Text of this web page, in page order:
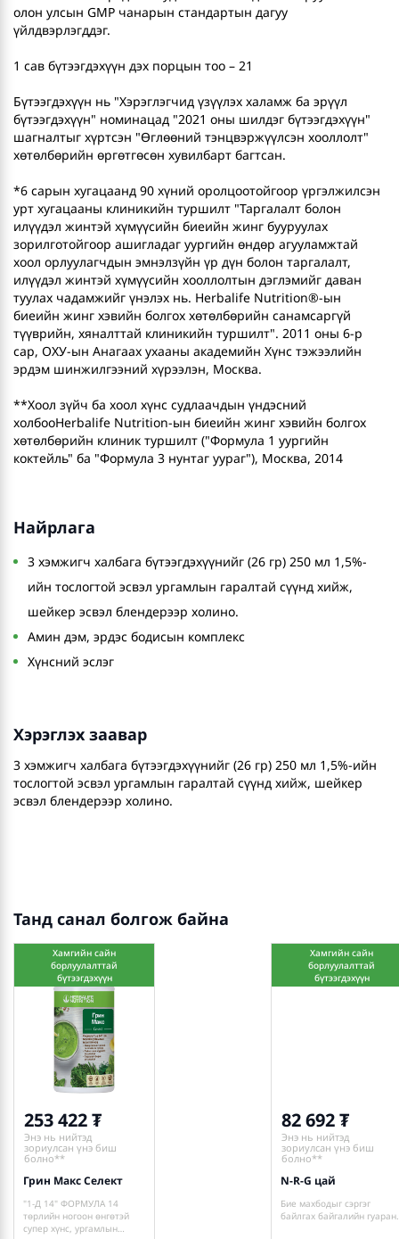
олон улсын GMP чанарын стандартын дагуу
үйлдвэрлэгддэг.
1 сав бүтээгдэхүүн дэх порцын тоо – 21
Бүтээгдэхүүн нь "Хэрэглэгчид үзүүлэх халамж ба эрүүл
бүтээгдэхүүн" номинацад "2021 оны шилдэг бүтээгдэхүүн"
шагналтыг хүртсэн "Өглөөний тэнцвэржүүлсэн хооллолт"
хөтөлбөрийн өргөтгөсөн хувилбарт багтсан.
*6 сарын хугацаанд 90 хүний оролцоотойгоор үргэлжилсэн
урт хугацааны клиникийн туршилт "Таргалалт болон
илүүдэл жинтэй хүмүүсийн биеийн жинг бууруулах
зорилготойгоор ашигладаг уургийн өндөр агууламжтай
хоол орлуулагчдын эмнэлзүйн үр дүн болон таргалалт,
илүүдэл жинтэй хүмүүсийн хооллолтын дэглэмийг даван
туулах чадамжийг үнэлэх нь. Herbalife Nutrition®-ын
биеийн жинг хэвийн болгох хөтөлбөрийн санамсаргүй
түүврийн, хяналттай клиникийн туршилт". 2011 оны 6-р
сар, ОХУ-ын Анагаах ухааны академийн Хүнс тэжээлийн
эрдэм шинжилгээний хүрээлэн, Москва.
**Хоол зүйч ба хоол хүнс судлаачдын үндэсний
холбооHerbalife Nutrition-ын биеийн жинг хэвийн болгох
хөтөлбөрийн клиник туршилт ("Формула 1 уургийн
коктейль" ба "Формула 3 нунтаг уураг"), Москва, 2014
Найрлага
3 хэмжигч халбага бүтээгдэхүүнийг (26 гр) 250 мл 1,5%-
ийн тослогтой эсвэл ургамлын гаралтай сүүнд хийж,
шейкер эсвэл блендерээр холино.
Амин дэм, эрдэс бодисын комплекс
Хүнсний эслэг
Хэрэглэх заавар
3 хэмжигч халбага бүтээгдэхүүнийг (26 гр) 250 мл 1,5%-ийн
тослогтой эсвэл ургамлын гаралтай сүүнд хийж, шейкер
эсвэл блендерээр холино.
Танд санал болгож байна
Хамгийн сайн
борлуулалттай
бүтээгдэхүүн
253 422
Энэ нь нийтэд
зориулсан үнэ биш
болно**
Грин Макс Селект
"1-Д 14" ФОРМУЛА 14
төрлийн ногоон өнгөтэй
супер хүнс, ургамлын
Хамгийн сайн
борлуулалттай
бүтээгдэхүүн
82 692
Энэ нь нийтэд
зориулсан үнэ биш
болно**
N-R-G цай
Бие махбодыг сэргэг
байлгах байгалийн гуаран.